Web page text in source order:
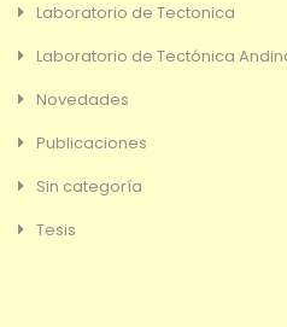
Laboratorio de Tectonica
Laboratorio de Tectónica
Novedades
Publicaciones
Sin categoría
Tesis